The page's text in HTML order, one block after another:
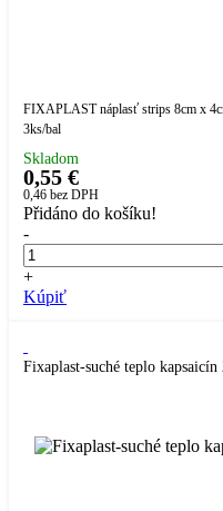
FIXAPLAST náplasť strips 8cm x
3ks/bal
Skladom
0,55 €
0,46 bez DPH
Přidáno do košíku!
-
+
Kúpiť